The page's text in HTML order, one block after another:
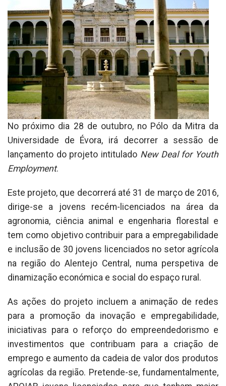
No próximo dia 28 de outubro, no Pólo da Mitra da
Universidade de Évora, irá decorrer a sessão de
lançamento do projeto intitulado New Deal for Youth
Employment.
Este projeto, que decorrerá até 31 de março de 2016,
dirige-se a jovens recém-licenciados na área da
agronomia, ciência animal e engenharia florestal e
tem como objetivo contribuir para a empregabilidade
e inclusão de 30 jovens licenciados no setor agrícola
na região do Alentejo Central, numa perspetiva de
dinamização económica e social do espaço rural.
As ações do projeto incluem a animação de redes
para a promoção da inovação e empregabilidade,
iniciativas para o reforço do empreendedorismo e
investimentos que contribuam para a criação de
emprego e aumento da cadeia de valor dos produtos
agrícolas da região. Pretende-se, fundamentalmente,